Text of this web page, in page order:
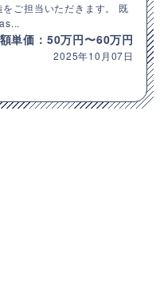
ご担当いただきます。 既
単価：50万円〜60万円
2025年10月07日